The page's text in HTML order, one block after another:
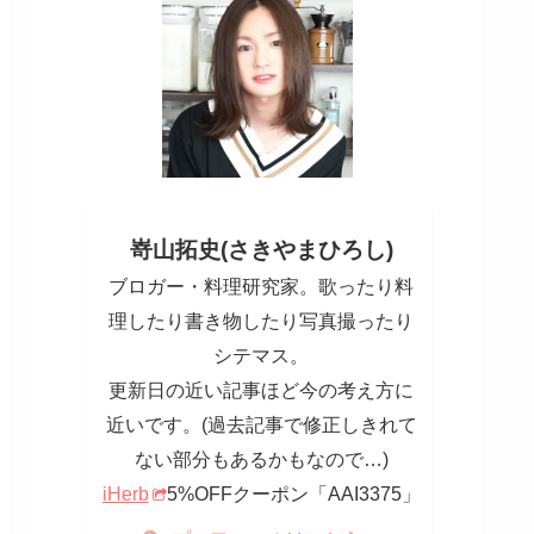
嵜山拓史(さきやまひろし)
ブロガー・料理研究家。歌ったり料
理したり書き物したり写真撮ったり
シテマス。
更新日の近い記事ほど今の考え方に
近いです。(過去記事で修正しきれて
ない部分もあるかもなので…)
iHerb
5%OFFクーポン「AAI3375」